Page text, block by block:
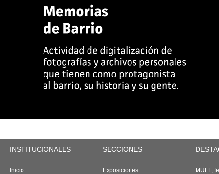
INSTITUCIONALES SECCIONES
Inicio
Exposiciones
MUFF,